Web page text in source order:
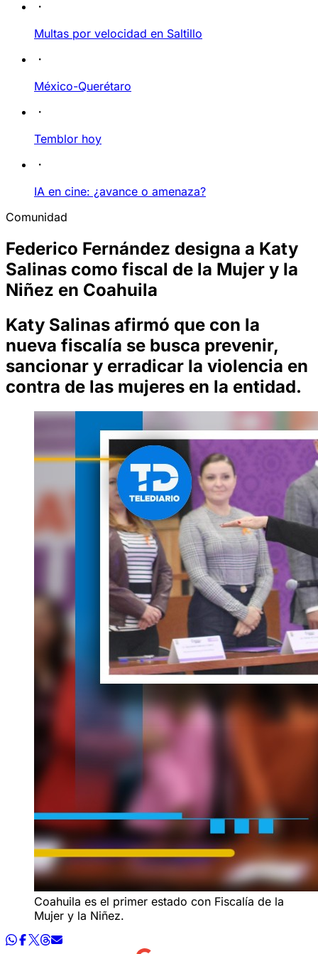
Multas por velocidad en Saltillo
México-Querétaro
Temblor hoy
IA en cine: ¿avance o amenaza?
Comunidad
Federico Fernández designa a Katy
Salinas como fiscal de la Mujer y la
Niñez en Coahuila
Katy Salinas afirmó que con la
nueva fiscalía se busca prevenir,
sancionar y erradicar la violencia en
contra de las mujeres en la entidad.
Coahuila es el primer estado con Fiscalía de la
Mujer y la Niñez.